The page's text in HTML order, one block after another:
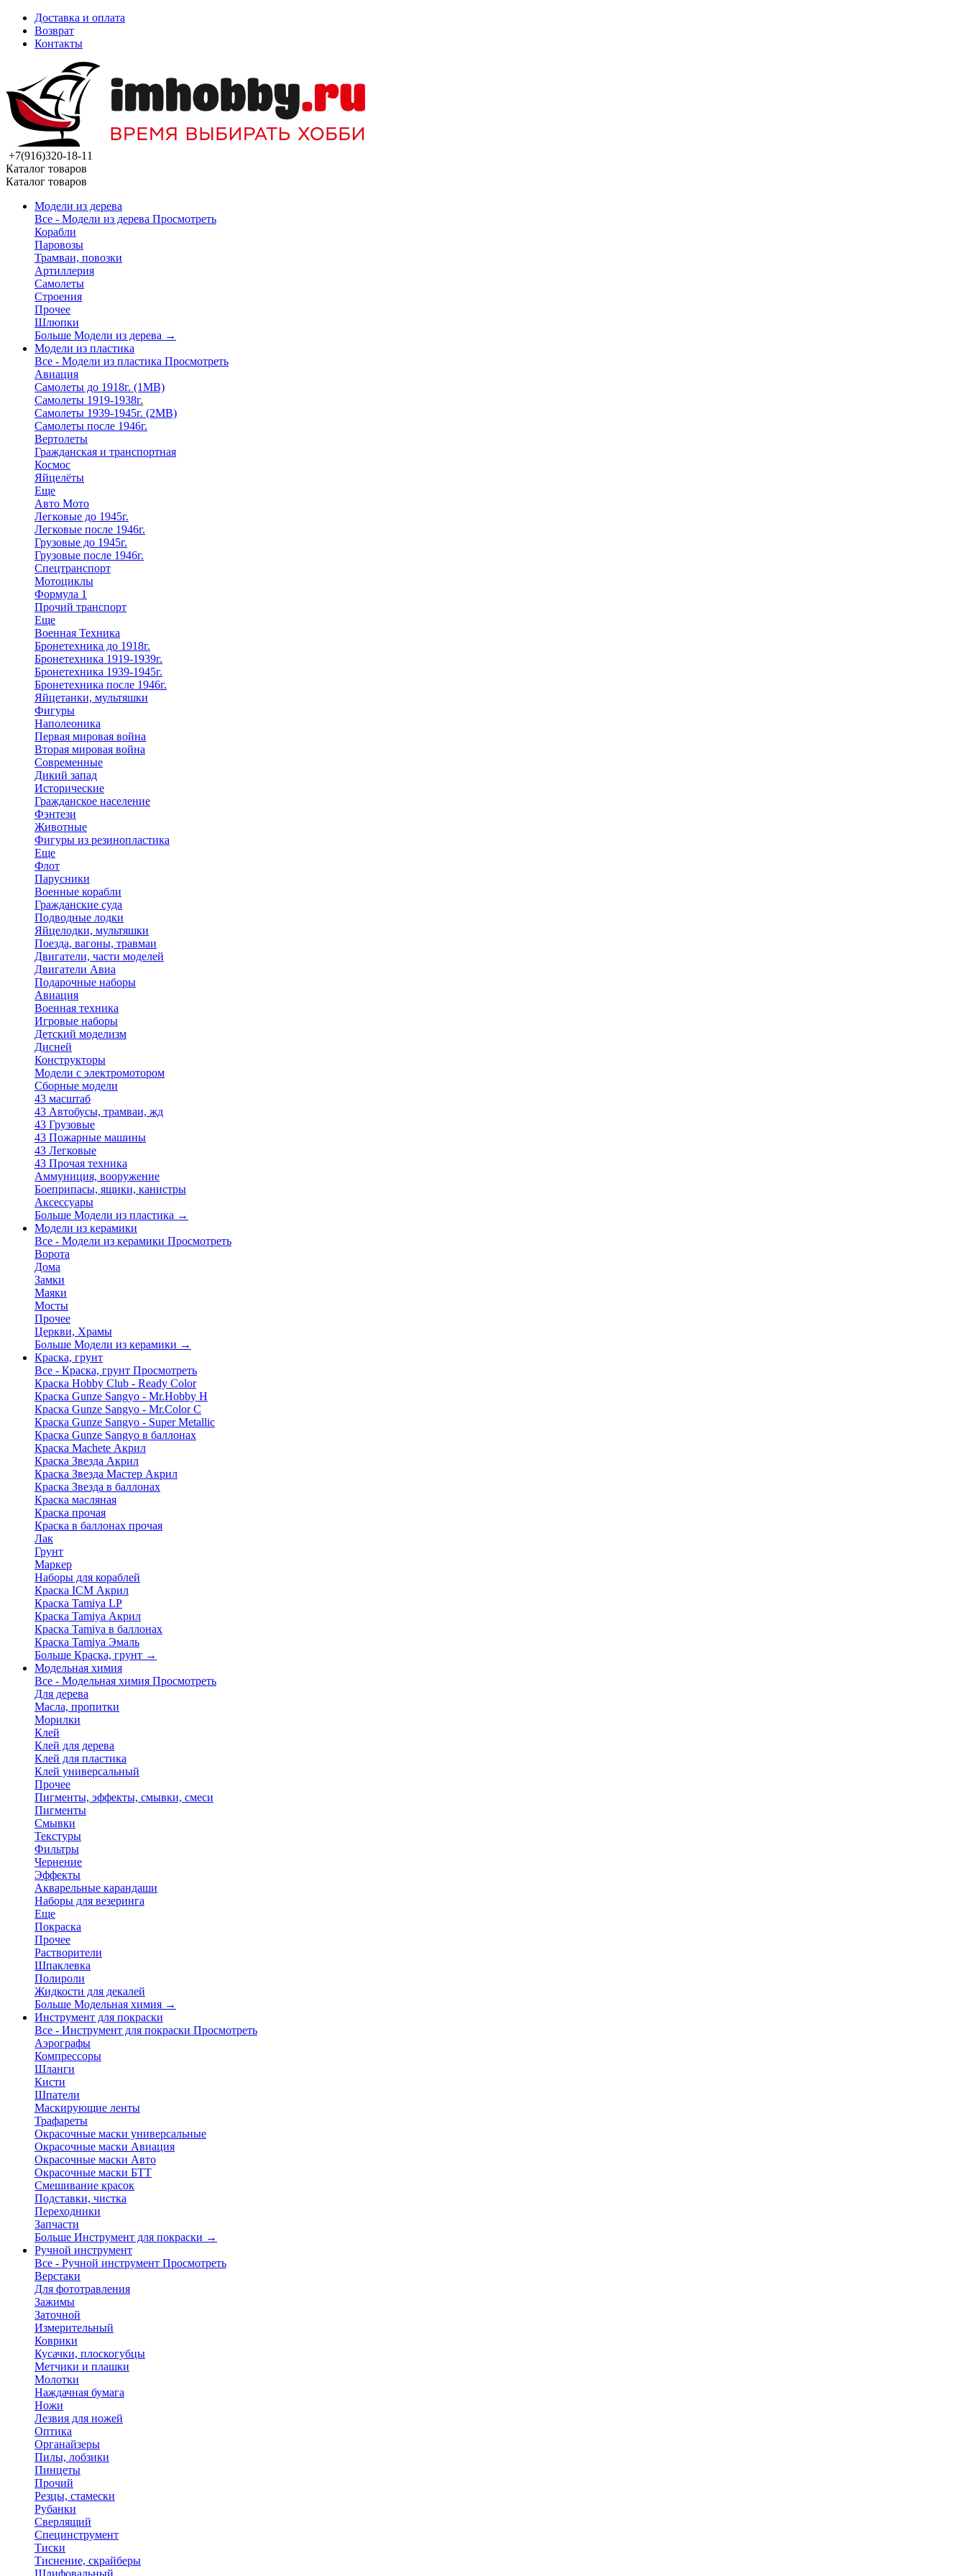
Доставка и оплата
Возврат
Контакты
+7(916)320-18-11
Каталог товаров
Каталог товаров
Модели из дерева
Все - Модели из дерева Просмотреть
Корабли
Паровозы
Трамваи, повозки
Артиллерия
Самолеты
Строения
Прочее
Шлюпки
Больше Модели из дерева →
Модели из пластика
Все - Модели из пластика Просмотреть
Авиация
Самолеты до 1918г. (1МВ)
Самолеты 1919-1938г.
Самолеты 1939-1945г. (2МВ)
Самолеты после 1946г.
Вертолеты
Гражданская и транспортная
Космос
Яйцелёты
Еще
Авто Мото
Легковые до 1945г.
Легковые после 1946г.
Грузовые до 1945г.
Грузовые после 1946г.
Спецтранспорт
Мотоциклы
Формула 1
Прочий транспорт
Еще
Военная Техника
Бронетехника до 1918г.
Бронетехника 1919-1939г.
Бронетехника 1939-1945г.
Бронетехника после 1946г.
Яйцетанки, мультяшки
Фигуры
Наполеоника
Первая мировая война
Вторая мировая война
Современные
Дикий запад
Исторические
Гражданское население
Фэнтези
Животные
Фигуры из резинопластика
Еще
Флот
Парусники
Военные корабли
Гражданские суда
Подводные лодки
Яйцелодки, мультяшки
Поезда, вагоны, травмаи
Двигатели, части моделей
Двигатели Авиа
Подарочные наборы
Авиация
Военная техника
Игровые наборы
Детский моделизм
Дисней
Конструкторы
Модели с электромотором
Сборные модели
43 масштаб
43 Автобусы, трамваи, жд
43 Грузовые
43 Пожарные машины
43 Легковые
43 Прочая техника
Аммуниция, вооружение
Боеприпасы, ящики, канистры
Аксессуары
Больше Модели из пластика →
Модели из керамики
Все - Модели из керамики Просмотреть
Ворота
Дома
Замки
Маяки
Мосты
Прочее
Церкви, Храмы
Больше Модели из керамики →
Краска, грунт
Все - Краска, грунт Просмотреть
Краска Hobby Club - Ready Color
Краска Gunze Sangyo - Mr.Hobby H
Краска Gunze Sangyo - Mr.Color C
Краска Gunze Sangyo - Super Metallic
Краска Gunze Sangyo в баллонах
Краска Machete Акрил
Краска Звезда Акрил
Краска Звезда Мастер Акрил
Краска Звезда в баллонах
Краска масляная
Краска прочая
Краска в баллонах прочая
Лак
Грунт
Маркер
Наборы для кораблей
Краска ICM Акрил
Краска Tamiya LP
Краска Tamiya Акрил
Краска Tamiya в баллонах
Краска Tamiya Эмаль
Больше Краска, грунт →
Модельная химия
Все - Модельная химия Просмотреть
Для дерева
Масла, пропитки
Морилки
Клей
Клей для дерева
Клей для пластика
Клей универсальный
Прочее
Пигменты, эффекты, смывки, смеси
Пигменты
Смывки
Текстуры
Фильтры
Чернение
Эффекты
Акварельные карандаши
Наборы для везеринга
Еще
Покраска
Прочее
Растворители
Шпаклевка
Полироли
Жидкости для декалей
Больше Модельная химия →
Инструмент для покраски
Все - Инструмент для покраски Просмотреть
Аэрографы
Компрессоры
Шланги
Кисти
Шпатели
Маскирующие ленты
Трафареты
Окрасочные маски универсальные
Окрасочные маски Авиация
Окрасочные маски Авто
Окрасочные маски БТТ
Смешивание красок
Подставки, чистка
Переходники
Запчасти
Больше Инструмент для покраски →
Ручной инструмент
Все - Ручной инструмент Просмотреть
Верстаки
Для фототравления
Зажимы
Заточной
Измерительный
Коврики
Кусачки, плоскогубцы
Метчики и плашки
Молотки
Наждачная бумага
Ножи
Лезвия для ножей
Оптика
Органайзеры
Пилы, лобзики
Пинцеты
Прочий
Резцы, стамески
Рубанки
Сверлящий
Специнструмент
Тиски
Тиснение, скрайберы
Шлифовальный